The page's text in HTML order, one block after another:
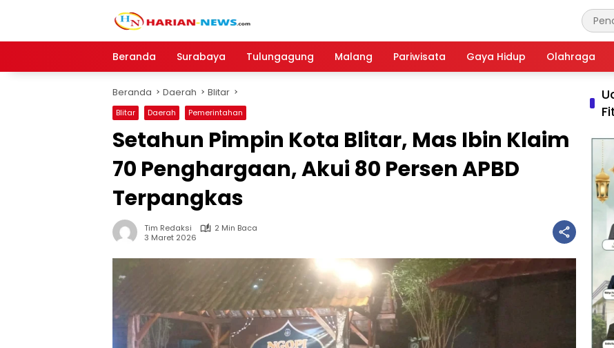
Beranda
Surabaya Tulungagung Malang Pariwisata Gaya Hidup Olahraga
Beranda Daerah Blitar
Blitar Daerah Pemerintahan
Setahun Pimpin Kota Blitar, Mas Ibin Klaim
70 Penghargaan, Akui 80 Persen APBD
Terpangkas
Tim Redaksi
2 Min Baca
3 Maret 2026